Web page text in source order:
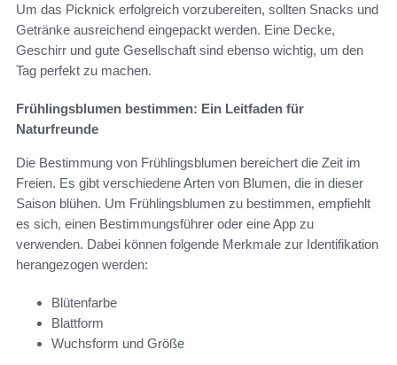
Um das Picknick erfolgreich vorzubereiten, sollten Snacks und
Getränke ausreichend eingepackt werden. Eine Decke,
Geschirr und gute Gesellschaft sind ebenso wichtig, um den
Tag perfekt zu machen.
Frühlingsblumen bestimmen: Ein Leitfaden für
Naturfreunde
Die Bestimmung von Frühlingsblumen bereichert die Zeit im
Freien. Es gibt verschiedene Arten von Blumen, die in dieser
Saison blühen. Um Frühlingsblumen zu bestimmen, empfiehlt
es sich, einen Bestimmungsführer oder eine App zu
verwenden. Dabei können folgende Merkmale zur Identifikation
herangezogen werden:
Blütenfarbe
Blattform
Wuchsform und Größe